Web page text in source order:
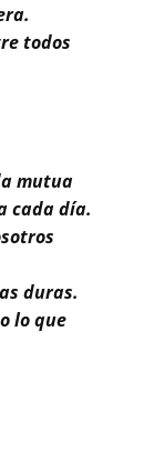
todos
mutua
cada día.
duras.
lo que